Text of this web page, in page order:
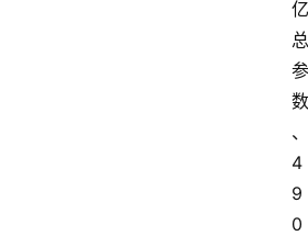
亿
总
参
数
、
4
9
0